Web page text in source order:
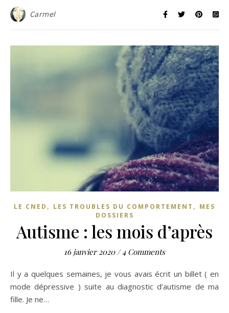
Carmel
LE CNED , LES TROUBLES DU COMPORTEMENT , MES
DOSSIERS
Autisme : les mois d’après
16 janvier 2020 / 4 Comments
Il y a quelques semaines, je vous avais écrit un billet ( en
mode dépressive ) suite au diagnostic d’autisme de ma
fille. Je ne…